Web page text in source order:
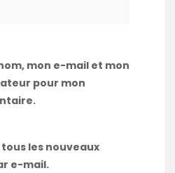
mon e-mail et mon
pour mon
les nouveaux
e-mail.